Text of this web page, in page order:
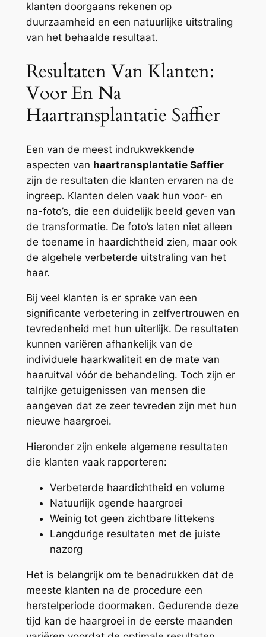
klanten doorgaans rekenen op
duurzaamheid en een natuurlijke uitstraling
van het behaalde resultaat.
Resultaten Van Klanten:
Voor En Na
Haartransplantatie Saffier
Een van de meest indrukwekkende
aspecten van haartransplantatie Saffier
zijn de resultaten die klanten ervaren na de
ingreep. Klanten delen vaak hun voor- en
na-foto’s, die een duidelijk beeld geven van
de transformatie. De foto’s laten niet alleen
de toename in haardichtheid zien, maar ook
de algehele verbeterde uitstraling van het
haar.
Bij veel klanten is er sprake van een
significante verbetering in zelfvertrouwen en
tevredenheid met hun uiterlijk. De resultaten
kunnen variëren afhankelijk van de
individuele haarkwaliteit en de mate van
haaruitval vóór de behandeling. Toch zijn er
talrijke getuigenissen van mensen die
aangeven dat ze zeer tevreden zijn met hun
nieuwe haargroei.
Hieronder zijn enkele algemene resultaten
die klanten vaak rapporteren:
Verbeterde haardichtheid en volume
Natuurlijk ogende haargroei
Weinig tot geen zichtbare littekens
Langdurige resultaten met de juiste
nazorg
Het is belangrijk om te benadrukken dat de
meeste klanten na de procedure een
herstelperiode doormaken. Gedurende deze
tijd kan de haargroei in de eerste maanden